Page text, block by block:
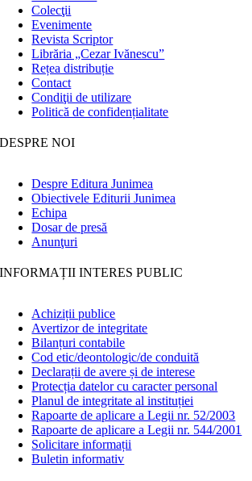
Colecţii
Evenimente
Revista Scriptor
Librăria „Cezar Ivănescu”
Rețea distribuție
Contact
Condiţii de utilizare
Politică de confidențialitate
DESPRE NOI
Despre Editura Junimea
Obiectivele Editurii Junimea
Echipa
Dosar de presă
Anunţuri
INFORMAȚII INTERES PUBLIC
Achiziții publice
Avertizor de integritate
Bilanțuri contabile
Cod etic/deontologic/de conduită
Declarații de avere și de interese
Protecția datelor cu caracter personal
Planul de integritate al instituției
Rapoarte de aplicare a Legii nr. 52/2003
Rapoarte de aplicare a Legii nr. 544/2001
Solicitare informații
Buletin informativ